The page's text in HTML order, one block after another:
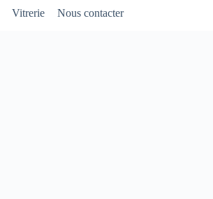
Vitrerie Nous contacter